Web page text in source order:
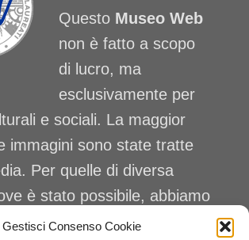
Gestisci Consenso Cookie
Questo Museo Web
non è fatto a scopo
di lucro, ma
esclusivamente per
e sociali. La maggior
immagini sono state tratte
Per quelle di diversa
è stato possibile, abbiamo
Nei casi in cui questa